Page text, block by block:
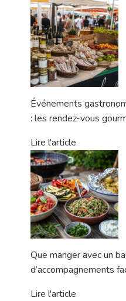
Événements
: les rendez-vous
Lire l'article
Que manger avec un
d’accompagnements
Lire l'article